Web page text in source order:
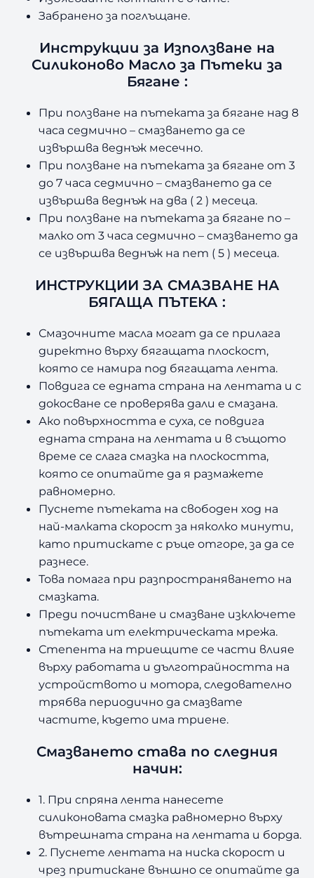
Забранено за поглъщане.
Инструкции за Използване на
Силиконово Масло за Пътеки за
Бягане :
При ползване на пътеката за бягане над 8
часа седмично – смазването да се
извършва веднъж месечно.
При ползване на пътеката за бягане от 3
до 7 часа седмично – смазването да се
извършва веднъж на два ( 2 ) месеца.
При ползване на пътеката за бягане по –
малко от 3 часа седмично – смазването да
се извършва веднъж на пет ( 5 ) месеца.
ИНСТРУКЦИИ ЗА СМАЗВАНЕ НА
БЯГАЩА ПЪТЕКА :
Смазочните масла могат да се прилага
директно върху бягащата плоскост,
която се намира под бягащата лента.
Повдига се едната страна на лентата и с
докосване се проверява дали е смазана.
Ако повърхността е суха, се повдига
едната страна на лентата и в същото
време се слага смазка на плоскостта,
която се опитайте да я размажете
равномерно.
Пуснете пътеката на свободен ход на
най-малката скорост за няколко минути,
като притискате с ръце отгоре, за да се
разнесе.
Това помага при разпространяването на
смазката.
Преди почистване и смазване изключете
пътеката ит електрическата мрежа.
Степента на триещите се части влияе
върху работата и дълготрайността на
устройството и мотора, следователно
трябва периодично да смазвате
частите, където има триене.
Смазването става по следния
начин:
1. При спряна лента нанесете
силиконовата смазка равномерно върху
вътрешната страна на лентата и борда.
2. Пуснете лентата на ниска скорост и
чрез притискане външно се опитайте да